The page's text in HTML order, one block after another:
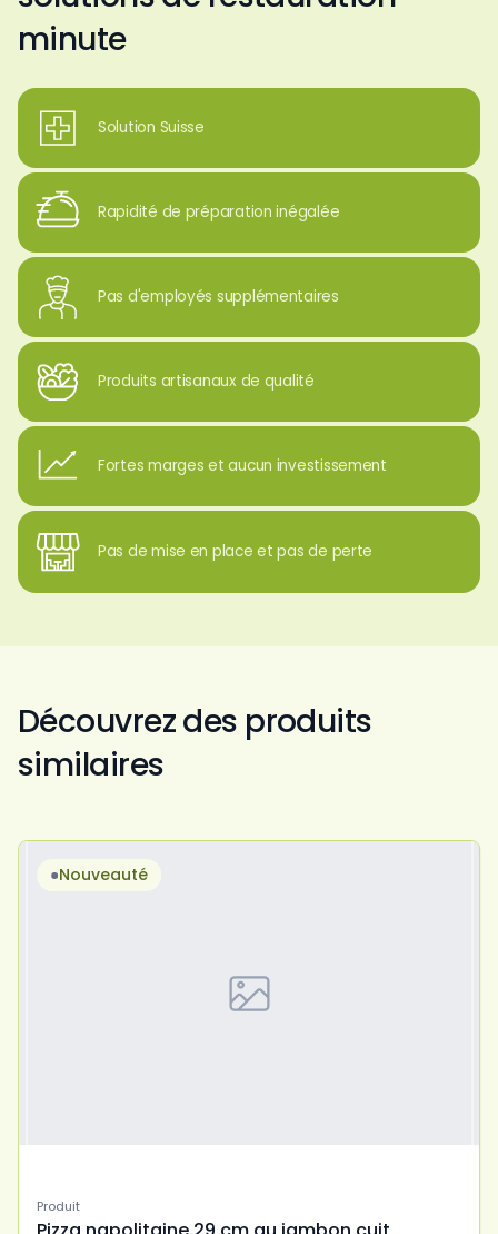
minute
Solution Suisse
Rapidité de préparation inégalée
Pas d'employés supplémentaires
Produits artisanaux de qualité
Fortes marges et aucun investissement
Pas de mise en place et pas de perte
Découvrez des produits
similaires
Nouveauté
Produit